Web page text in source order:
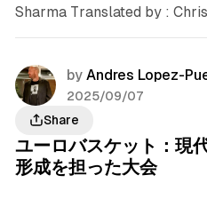
Sharma Translated by :
by Andres Lopez-
2025/09/07
Share
ユーロバスケット：現
形成を担った大会